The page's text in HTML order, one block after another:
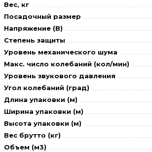
Вес, кг
Посадочный размер
Напряжение (В)
Степень защиты
Уровень механического шума
Макс. число колебаний (кол/мин)
Уровень звукового давления
Угол колебаний (град)
Длина упаковки (м)
Ширина упаковки (м)
Высота упаковки (м)
Вес брутто (кг)
Объем (м3)